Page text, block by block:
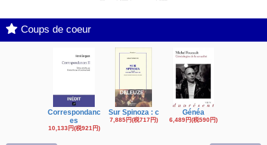
Coups de coeur
Correspondanc
es
10,133円(税921円)
Sur Spinoza : c
7,885円(税717円)
Généa
6,489円(税590円)